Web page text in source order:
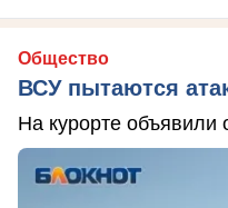
Общество
ВСУ пытаются
На курорте объявили